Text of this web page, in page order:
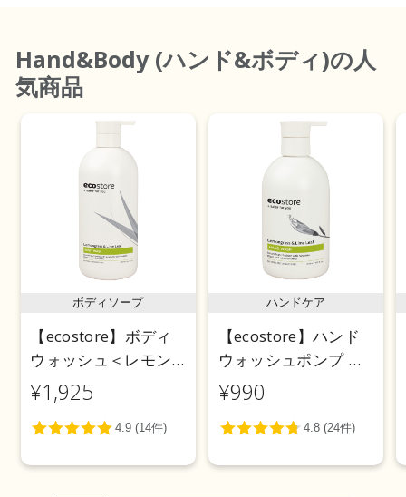
Hand&Body (ハンド&ボディ)の人
気商品
ボディソープ
【ecostore】ボディ
ウォッシュ＜レモン
グラス＆ライムリー
フ＞ 900mL
¥1,925
ハンドケア
【ecostore】ハンド
ウォッシュポンプ ＜
レモングラス＆ライ
ムリーフ＞ 300mL
¥990